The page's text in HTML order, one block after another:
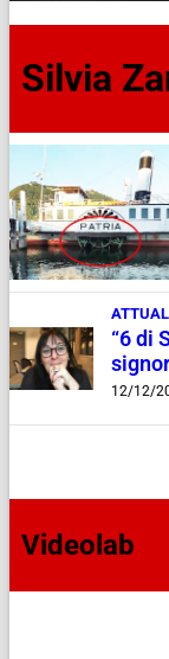
Silvia
“6 di
12/12/
Videolab